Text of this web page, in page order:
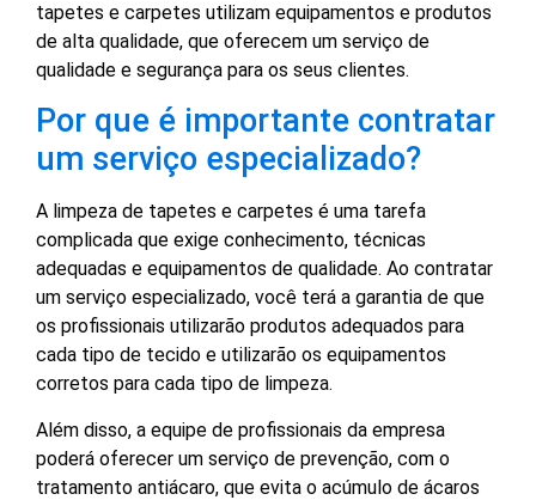
tapetes e carpetes utilizam equipamentos e produtos
de alta qualidade, que oferecem um serviço de
qualidade e segurança para os seus clientes.
Por que é importante contratar
um serviço especializado?
A limpeza de tapetes e carpetes é uma tarefa
complicada que exige conhecimento, técnicas
adequadas e equipamentos de qualidade. Ao contratar
um serviço especializado, você terá a garantia de que
os profissionais utilizarão produtos adequados para
cada tipo de tecido e utilizarão os equipamentos
corretos para cada tipo de limpeza.
Além disso, a equipe de profissionais da empresa
poderá oferecer um serviço de prevenção, com o
tratamento antiácaro, que evita o acúmulo de ácaros